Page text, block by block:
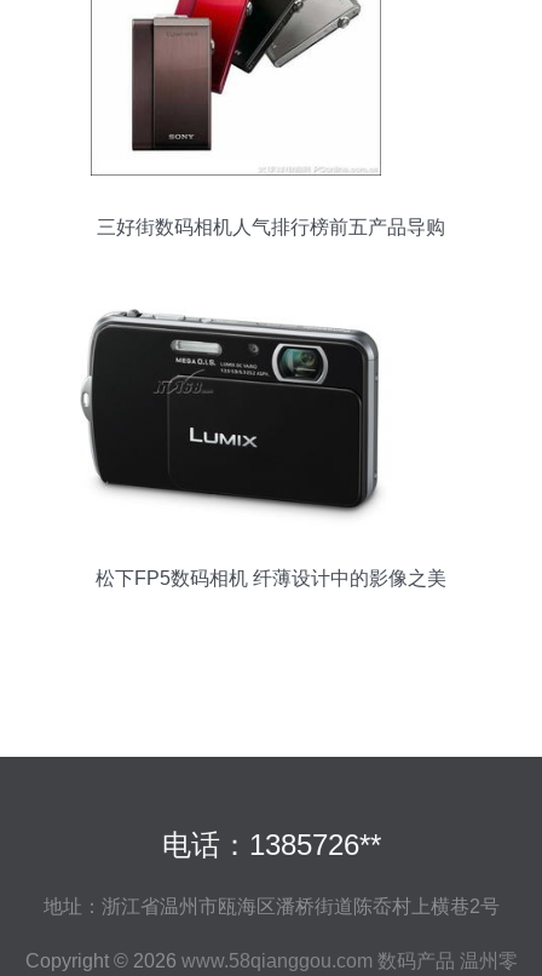
三好街数码相机人气排行榜前五产品导购
松下FP5数码相机 纤薄设计中的影像之美
电话：1385726**
地址：浙江省温州市瓯海区潘桥街道陈岙村上横巷2号
Copyright © 2026 www.58qianggou.com 数码产品 温州零